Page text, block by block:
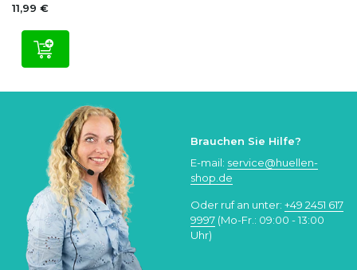
11,99 €
Brauchen Sie Hilfe?
E-mail: service@huellen-
shop.de
Oder ruf an unter: +49 2451 617
9997 (Mo-Fr.: 09:00 - 13:00
Uhr)